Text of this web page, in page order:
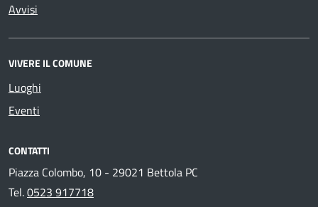
Avvisi
VIVERE IL COMUNE
Luoghi
Eventi
CONTATTI
Piazza Colombo, 10 - 29021 Bettola PC
Tel.0523 917718